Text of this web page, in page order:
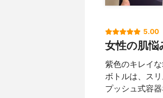
5.00
女性の肌悩
紫色のキレイ
ボトルは、ス
プッシュ式容